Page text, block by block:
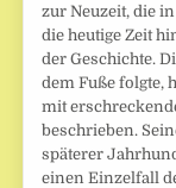
zur Neuzeit, die
die heutige Zeit
der Geschichte.
dem Fuße folgte,
mit
beschrieben.
späterer
einen Einzelfall